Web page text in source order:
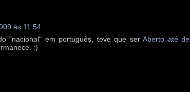
às 11:54
"nacional" em português, teve que serAberto até de
:)